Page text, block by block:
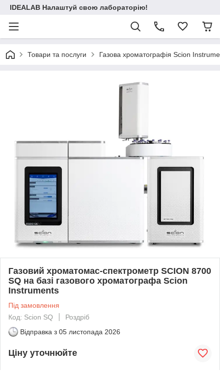
IDEALAB Налаштуй свою лабораторію!
Товари та послуги Газова хроматографія Scion
Газовий хроматомас-спектрометр SCION 8700
SQ на базі газового хроматографа Scion
Instruments
Під замовлення
Код: Scion SQ
Роздріб
Відправка з 05 листопада 2026
Ціну уточнюйте